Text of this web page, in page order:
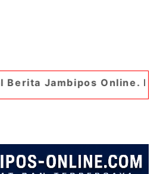
Online. Portal Berita Paling